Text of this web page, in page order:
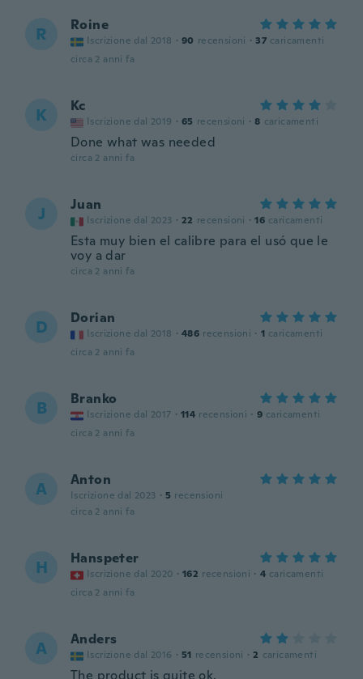
R Roine
Iscrizione dal 2018 · 90 recensioni · 37 caricamenti
circa 2 anni fa
K Kc
Iscrizione dal 2019 · 65 recensioni · 8 caricamenti
Done what was needed
circa 2 anni fa
J Juan
Iscrizione dal 2023 · 22 recensioni · 16 caricamenti
Esta muy bien el calibre para el usó que le
voy a dar
circa 2 anni fa
D Dorian
Iscrizione dal 2018 · 486 recensioni · 1 caricamenti
circa 2 anni fa
B Branko
Iscrizione dal 2017 · 114 recensioni · 9 caricamenti
circa 2 anni fa
A Anton
Iscrizione dal 2023 · 5 recensioni
circa 2 anni fa
H Hanspeter
Iscrizione dal 2020 · 162 recensioni · 4 caricamenti
circa 2 anni fa
A Anders
Iscrizione dal 2016 · 51 recensioni · 2 caricamenti
The product is quite ok.